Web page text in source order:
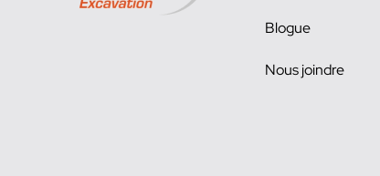
Blogue
Nous joindre